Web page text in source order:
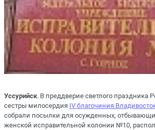
Уссурийск. В преддверие светлого праздника
сестры милосердия IV благочиния
собрали посылки для осужденных,
женской исправительной колонии №10,